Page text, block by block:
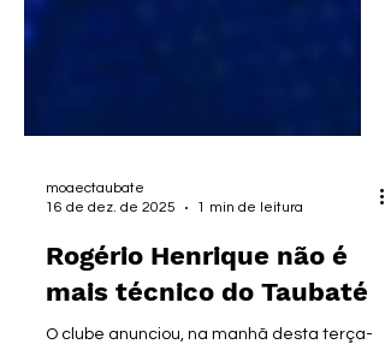
16 de dez. de 2025
1 min de leitura
Rogério Henrique não é
mais técnico do Taubaté